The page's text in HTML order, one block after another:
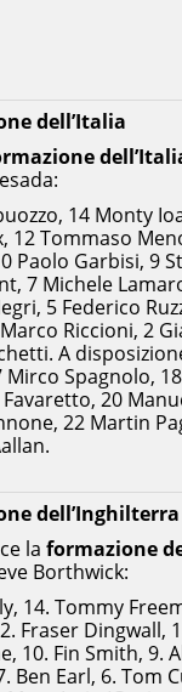
dell’Inghilterra
la formazione
Borthwick:
14. Tommy
Fraser Dingwall,
, 10. Fin Smith, 9.
Ben Earl, 6. Tom
dell’Italia
14 Monty
, 12 Tommaso
Paolo Garbisi, 9
, 7 Michele
, 5 Federico
Riccioni, 2
A
Mirco Spagnolo,
, 20
, 22 Martin